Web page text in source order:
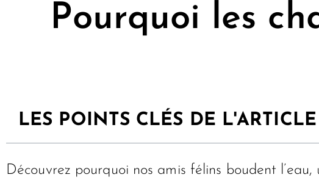
Pourquoi les
LES POINTS CLÉS DE
Découvrez pourquoi nos amis félins boudent